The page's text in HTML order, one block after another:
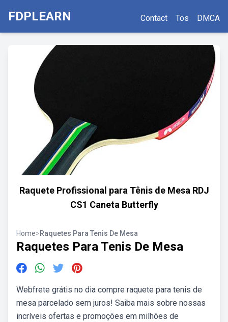
FDPLEARN Contact Tos DMCA
Raquete Profissional para Tênis de Mesa RDJ
CS1 Caneta Butterfly
Home>Raquetes Para Tenis De Mesa
Raquetes Para Tenis De Mesa
Webfrete grátis no dia compre raquete para tenis de
mesa parcelado sem juros! Saiba mais sobre nossas
incríveis ofertas e promoções em milhões de